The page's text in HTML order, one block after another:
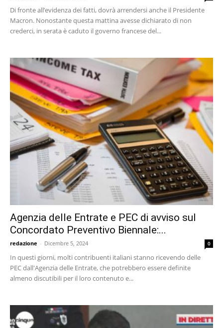
Di fronte all’evidenza dei fatti, dovrà arrendersi anche il Presidente
Macron. Nonostante questa mattina avesse dichiarato di non
crederci, in serata è caduto il governo francese del...
Agenzia delle Entrate e PEC di avviso sul
Concordato Preventivo Biennale:...
redazione - Dicembre 5, 2024 0
In questi giorni, molti contribuenti italiani stanno ricevendo delle
PEC dall'Agenzia delle Entrate, che potrebbero essere definite
almeno discutibili per il loro contenuto e...